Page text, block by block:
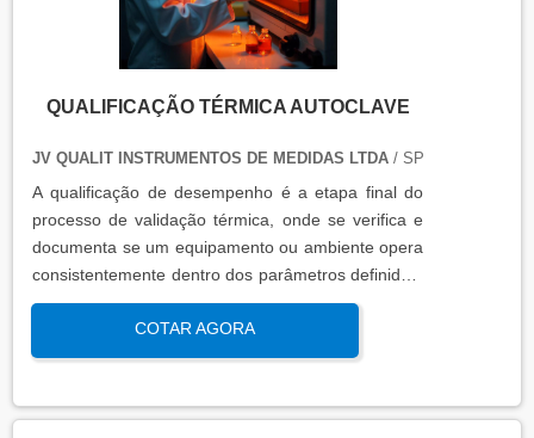
QUALIFICAÇÃO TÉRMICA AUTOCLAVE
JV QUALIT INSTRUMENTOS DE MEDIDAS LTDA/ SP
A qualificação de desempenho é a etapa final do
processo de validação térmica, onde se verifica e
documenta se um equipamento ou ambiente opera
consistentemente dentro dos parâmetros definidos,
sob condições reais de uso. Esta qualificação
assegura que os processos atendem aos requisitos
regulatórios e de qualidade, garantindo segurança
COTAR AGORA